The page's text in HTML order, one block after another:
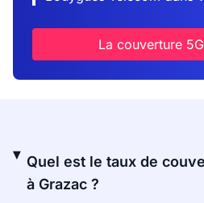
La couverture
Quel est le taux de
à Grazac ?